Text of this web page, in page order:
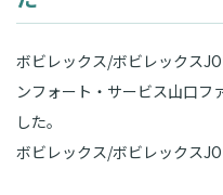
ボビレックス/ボビレックス
ンフォート・サービス山口フ
した。
ボビレックス/ボビレックス